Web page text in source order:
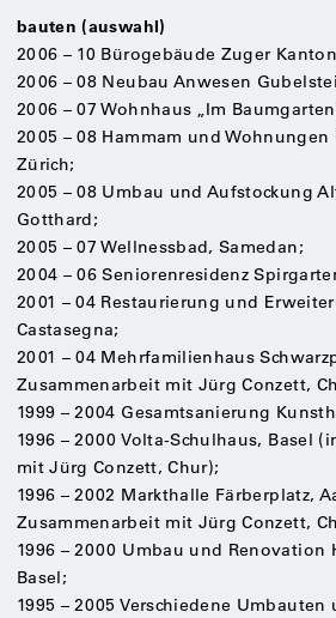
bauten (auswahl)
2006 – 10 Bürogebäude Zuger
2006 – 08 Neubau Anwesen
2006 – 07 Wohnhaus „Im
2005 – 08 Hammam und Wohnungen
Zürich;
2005 – 08 Umbau und Aufstockung
Gotthard;
2005 – 07 Wellnessbad, Samedan;
2004 – 06 Seniorenresidenz
2001 – 04 Restaurierung und
Castasegna;
2001 – 04 Mehrfamilienhaus
Zusammenarbeit mit Jürg Conzett,
1999 – 2004 Gesamtsanierung
1996 – 2000 Volta-Schulhaus, Basel
mit Jürg Conzett, Chur);
1996 – 2002 Markthalle Färberplatz,
Zusammenarbeit mit Jürg Conzett,
1996 – 2000 Umbau und Renovation
Basel;
1995 – 2005 Verschiedene